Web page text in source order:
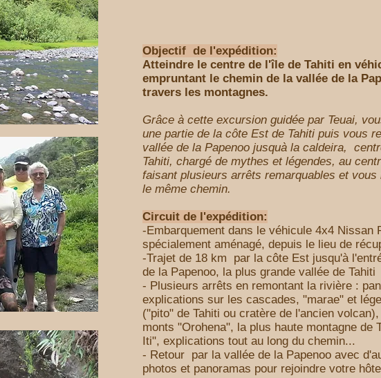
Objectif de l'expédition:
Atteindre le centre de l'île de Tahiti en
empruntant le chemin de la vallée de la
travers les montagnes.
Grâce à cette excursion guidée par Teuai,
une partie de la côte Est de Tahiti puis vous
vallée de la Papenoo jusquà la caldeira,
Tahiti, chargé de mythes et légendes, au
faisant plusieurs arrêts remarquables et vous
le même chemin.
Circuit de l'expédition:
-Embarquement dans le véhicule 4x4 Nissan
spécialement aménagé, depuis le lieu de
-Trajet de 18 km par la côte Est jusqu'à
de la Papenoo, la plus grande vallée de Tahiti
- Plusieurs arrêts en remontant la rivière :
explications sur les cascades, "marae" et
("pito" de Tahiti ou cratère de l'ancien
monts "Orohena", la plus haute montagne de
Iti", explications tout au long du chemin...
- Retour par la vallée de la Papenoo avec
photos et panoramas pour rejoindre votre